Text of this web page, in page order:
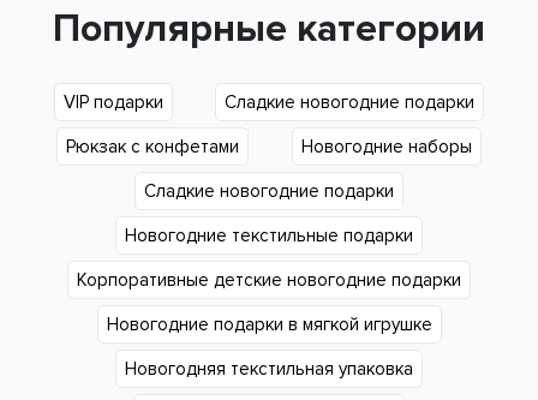
Популярные категории
VIP подарки Сладкие новогодние подарки
Рюкзак с конфетами Новогодние наборы
Сладкие новогодние подарки
Новогодние текстильные подарки
Корпоративные детские новогодние подарки
Новогодние подарки в мягкой игрушке
Новогодняя текстильная упаковка